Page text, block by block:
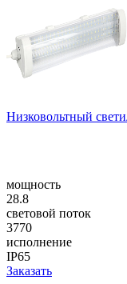
Низковольтный
мощность
28.8
световой поток
3770
исполнение
IP65
Заказать